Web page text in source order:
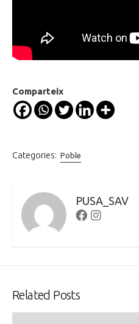
Comparteix
Categories: Poble
PUSA_SAV
FacebookInstagram
Related Posts